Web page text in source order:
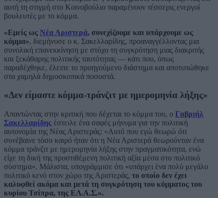
αυτή τη στιγμή στο Κοινοβούλιο παραμένουν τέσσερις ενεργοί
βουλευτές με το κόμμα.
«Εμείς ως Νέα Αριστερά, συνεχίζουμε και υπάρχουμε ως
κόμμα», διεμήνυσε ο κ. Σακελλαρίδης, προαναγγέλλοντας μια
συνολική επανεκκίνηση με στόχο τη συγκρότηση μιας διακριτής
και ξεκάθαρης πολιτικής ταυτότητας — κάτι που, όπως
παραδέχθηκε, έλειπε το προηγούμενο διάστημα και αποτυπώθηκε
στα χαμηλά δημοσκοπικά ποσοστά.
«Δεν είμαστε κόμμα-τράνζιτ με ημερομηνία λήξης»
Απαντώντας στην κριτική που δέχεται το κόμμα του, ο Γαβριήλ
Σακελλαρίδης έστειλε ένα σαφές μήνυμα για την πολιτική
αυτονομία της Νέας Αριστεράς: «Αυτό που εγώ θεωρώ ότι
συνέβαινε τόσο καιρό ήταν ότι η Νέα Αριστερά θεωρούνταν ένα
κόμμα τράνζιτ με ημερομηνία λήξης στην πραγματικότητα, ενώ
είχε τη δική της προστιθέμενη πολιτική αξία μέσα στο πολιτικό
σύστημα». Μάλιστα, υπογράμμισε ότι «υπάρχει ένα πολύ μεγάλο
πολιτικό κενό στον χώρο της Αριστεράς, το οποίο δεν έχει
καλυφθεί ακόμα και μετά τη συγκρότηση του κόμματος του
κυρίου Τσίπρα, της ΕΛ.Α.Σ.».